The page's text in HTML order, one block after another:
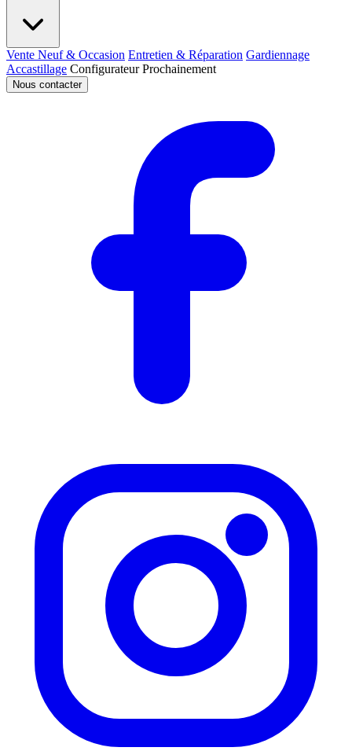
Vente Neuf & Occasion Entretien & Réparation Gardiennage
Accastillage ConfigurateurProchainement
Nous contacter